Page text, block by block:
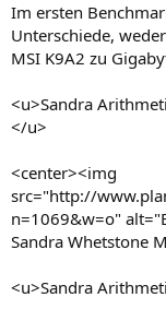
Im ersten
Unterschiede,
MSI K9A2 zu
<u>Sandra
</u>
<center><img
src="http://
n=1069&w=o"
Sandra Whetstone
<u>Sandra